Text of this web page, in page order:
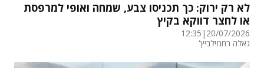
לא רק ירוק: כך תכניסו צבע, שמחה ואופי למרפסת
או לחצר דווקא בקיץ
20/07/2026
|
12:35
גאלה רחמילביץ'